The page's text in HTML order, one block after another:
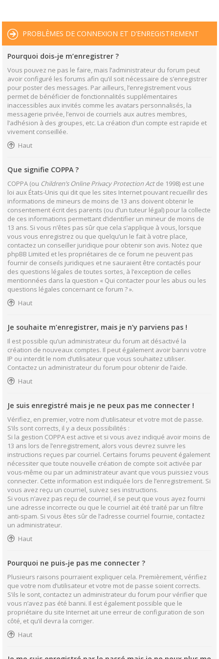
PROBLÈMES DE CONNEXION ET D’ENREGISTREMENT
Pourquoi dois-je m’enregistrer ?
Vous pouvez ne pas le faire, mais l’administrateur du forum peut
avoir configuré les forums afin qu’il soit nécessaire de s’enregistrer
pour poster des messages. Par ailleurs, l’enregistrement vous
permet de bénéficier de fonctionnalités supplémentaires
inaccessibles aux invités comme les avatars personnalisés, la
messagerie privée, l’envoi de courriels aux autres membres,
l’adhésion à des groupes, etc. La création d’un compte est rapide et
vivement conseillée.
Haut
Que signifie COPPA ?
COPPA (ou Children’s Online Privacy Protection Actde 1998) est une
loi aux États-Unis qui dit que les sites Internet pouvant recueillir des
informations de mineurs de moins de 13 ans doivent obtenir le
consentement écrit des parents (ou d’un tuteur légal) pour la collecte
de ces informations permettant d’identifier un mineur de moins de
13 ans. Si vous n’êtes pas sûr que cela s’applique à vous, lorsque
vous vous enregistrez ou que quelqu’un le fait à votre place,
contactez un conseiller juridique pour obtenir son avis. Notez que
phpBB Limited et les propriétaires de ce forum ne peuvent pas
fournir de conseils juridiques et ne sauraient être contactés pour
des questions légales de toutes sortes, à l’exception de celles
mentionnées dans la question « Qui contacter pour les abus ou les
questions légales concernant ce forum ? ».
Haut
Je souhaite m’enregistrer, mais je n’y parviens pas !
Il est possible qu’un administrateur du forum ait désactivé la
création de nouveaux comptes. Il peut également avoir banni votre
IP ou interdit le nom d’utilisateur que vous souhaitez utiliser.
Contactez un administrateur du forum pour obtenir de l’aide.
Haut
Je suis enregistré mais je ne peux pas me connecter !
Vérifiez, en premier, votre nom d’utilisateur et votre mot de passe.
S’ils sont corrects, il y a deux possibilités :
Si la gestion COPPA est active et si vous avez indiqué avoir moins de
13 ans lors de l’enregistrement, alors vous devrez suivre les
instructions reçues par courriel. Certains forums peuvent également
nécessiter que toute nouvelle création de compte soit activée par
vous-même ou par un administrateur avant que vous puissiez vous
connecter. Cette information est indiquée lors de l’enregistrement. Si
vous avez reçu un courriel, suivez ses instructions.
Si vous n’avez pas reçu de courriel, il se peut que vous ayez fourni
une adresse incorrecte ou que le courriel ait été traité par un filtre
anti-spam. Si vous êtes sûr de l’adresse courriel fournie, contactez
un administrateur.
Haut
Pourquoi ne puis-je pas me connecter ?
Plusieurs raisons pourraient expliquer cela. Premièrement, vérifiez
que votre nom d’utilisateur et votre mot de passe soient corrects.
S’ils le sont, contactez un administrateur du forum pour vérifier que
vous n’avez pas été banni. Il est également possible que le
propriétaire du site Internet ait une erreur de configuration de son
côté, et qu’il devra la corriger.
Haut